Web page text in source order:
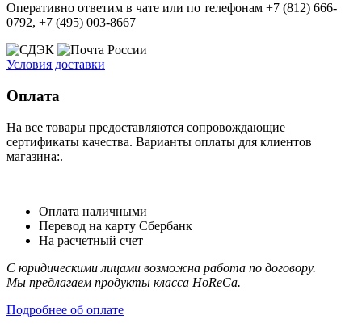
Оперативно ответим в чате или по телефонам +7 (812) 666-
0792, +7 (495) 003-8667
Условия доставки
Оплата
На все товары предоставляются сопровождающие
сертификаты качества. Варианты оплаты для клиентов
магазина:.
Оплата наличными
Перевод на карту Сбербанк
На расчетный счет
С юридическими лицами возможна работа по договору.
Мы предлагаем продукты класса HoReCa.
Подробнее об оплате